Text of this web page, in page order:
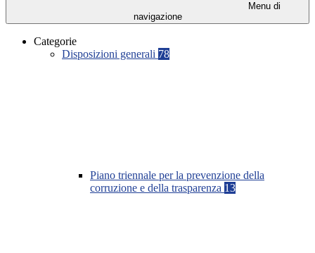
Menu di
navigazione
Categorie
Disposizioni generali 78
Piano triennale per la prevenzione della
corruzione e della trasparenza 13